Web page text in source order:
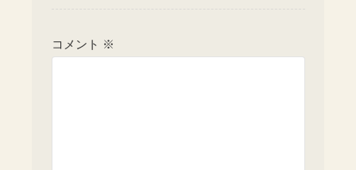
コメント ※